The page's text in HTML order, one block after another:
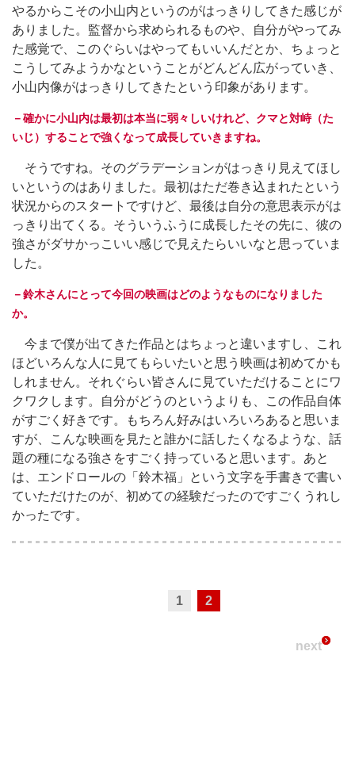
やるからこその小山内というのがはっきりしてきた感じが
ありました。監督から求められるものや、自分がやってみ
た感覚で、このぐらいはやってもいいんだとか、ちょっと
こうしてみようかなということがどんどん広がっていき、
小山内像がはっきりしてきたという印象があります。
－確かに小山内は最初は本当に弱々しいけれど、クマと対峙（た
いじ）することで強くなって成長していきますね。
そうですね。そのグラデーションがはっきり見えてほし
いというのはありました。最初はただ巻き込まれたという
状況からのスタートですけど、最後は自分の意思表示がは
っきり出てくる。そういうふうに成長したその先に、彼の
強さがダサかっこいい感じで見えたらいいなと思っていま
した。
－鈴木さんにとって今回の映画はどのようなものになりました
か。
今まで僕が出てきた作品とはちょっと違いますし、これ
ほどいろんな人に見てもらいたいと思う映画は初めてかも
しれません。それぐらい皆さんに見ていただけることにワ
クワクします。自分がどうのというよりも、この作品自体
がすごく好きです。もちろん好みはいろいろあると思いま
すが、こんな映画を見たと誰かに話したくなるような、話
題の種になる強さをすごく持っていると思います。あと
は、エンドロールの「鈴木福」という文字を手書きで書い
ていただけたのが、初めての経験だったのですごくうれし
かったです。
1 2
next